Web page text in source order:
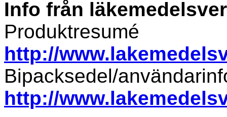
Info från
Produktresumé
http://
Bipacksedel/
http://